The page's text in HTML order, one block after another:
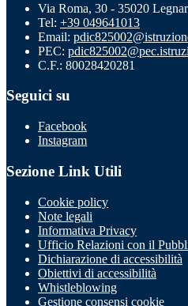
Via Roma, 30 - 35020
Tel: +39 049641013
Email:
PEC:
C.F.: 80028420281
Seguici su
Facebook
Instagram
Sezione Link Utili
Cookie policy
Note legali
Informativa Privacy
Ufficio Relazioni con il
Dichiarazione di accessibilità
Obiettivi di accessibilità
Whistleblowing
Gestione consensi cookie